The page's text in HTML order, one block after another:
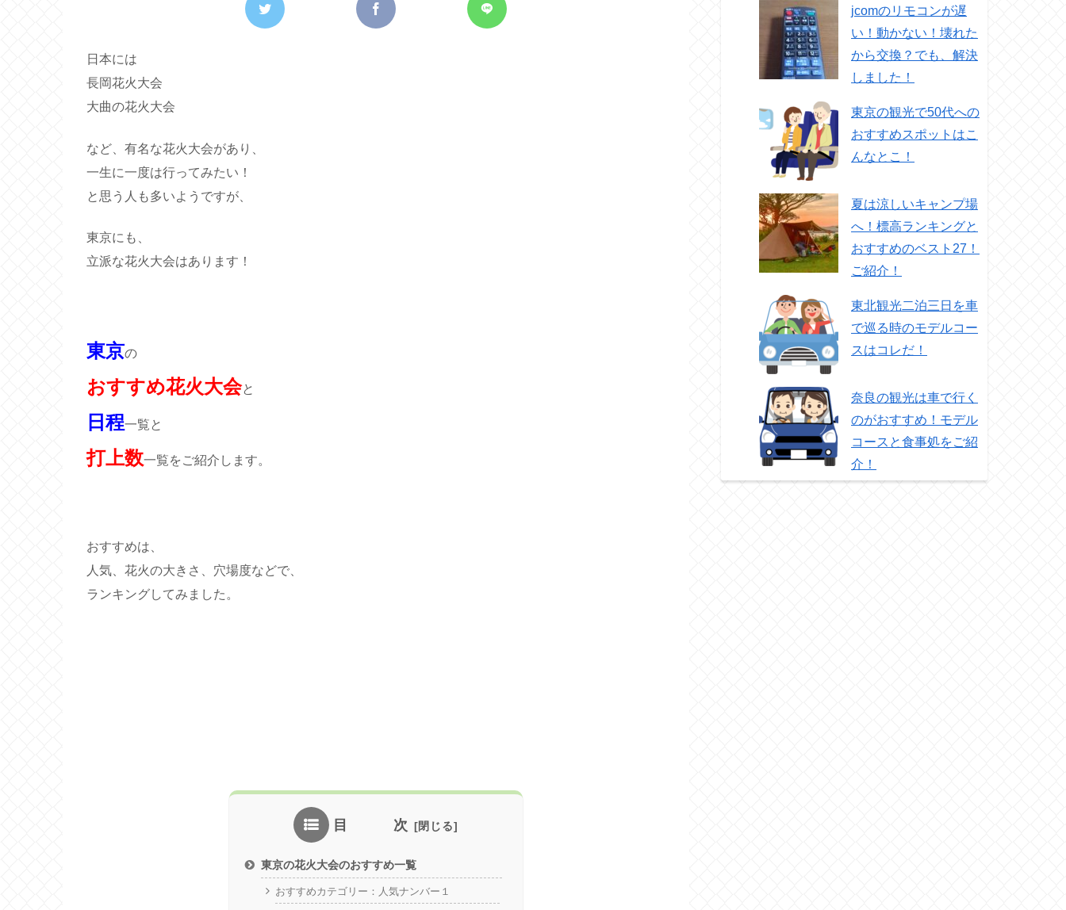
日本には
長岡花火大会
大曲の花火大会
など、有名な花火大会があり、
一生に一度は行ってみたい！
と思う人も多いようですが、
東京にも、
立派な花火大会はあります！
東京の
おすすめ花火大会と
日程一覧と
打上数一覧をご紹介します。
おすすめは、
人気、花火の大きさ、穴場度などで、
ランキングしてみました。
目 次
東京の花火大会のおすすめ一覧
おすすめカテゴリー：人気ナンバー１
jcomのリモコンが遅
い！動かない！壊れた
から交換？でも、解決
しました！
東京の観光で50代への
おすすめスポットはこ
んなとこ！
夏は涼しいキャンプ場
へ！標高ランキングと
おすすめのベスト27！
ご紹介！
東北観光二泊三日を車
で巡る時のモデルコー
スはコレだ！
奈良の観光は車で行く
のがおすすめ！モデル
コースと食事処をご紹
介！